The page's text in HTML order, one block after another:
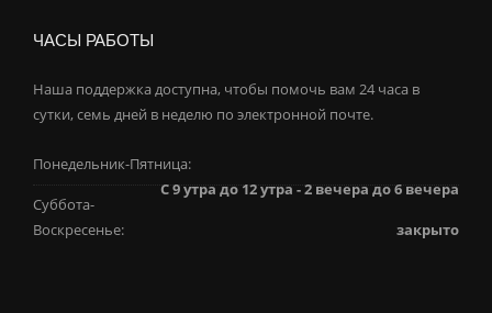
ЧАСЫ РАБОТЫ
Наша поддержка доступна, чтобы помочь вам 24 часа в
сутки, семь дней в неделю по электронной почте.
Понедельник-Пятница:
С 9 утра до 12 утра - 2 вечера до 6 вечера
Суббота-
Воскресенье:
закрыто